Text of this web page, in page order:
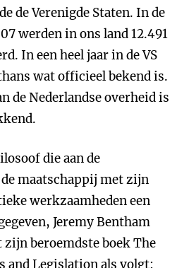
de Verenigde Staten. In de
werden in ons land 12.491
In een heel jaar in de VS
wat officieel bekend is.
de Nederlandse overheid is
die aan de
maatschappij met zijn
werkzaamheden een
Jeremy Bentham
zijn beroemdste boek The
and Legislation als volgt: